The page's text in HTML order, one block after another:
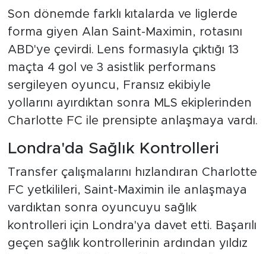
Son dönemde farklı kıtalarda ve liglerde
forma giyen Alan Saint-Maximin, rotasını
ABD'ye çevirdi. Lens formasıyla çıktığı 13
maçta 4 gol ve 3 asistlik performans
sergileyen oyuncu, Fransız ekibiyle
yollarını ayırdıktan sonra MLS ekiplerinden
Charlotte FC ile prensipte anlaşmaya vardı.
Londra'da Sağlık Kontrolleri
Transfer çalışmalarını hızlandıran Charlotte
FC yetkilileri, Saint-Maximin ile anlaşmaya
vardıktan sonra oyuncuyu sağlık
kontrolleri için Londra'ya davet etti. Başarılı
geçen sağlık kontrollerinin ardından yıldız